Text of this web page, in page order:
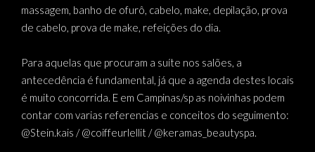
massagem, banho de ofurô, cabelo, make, depilação, prova
de cabelo, prova de make, refeições do dia.
Para aquelas que procuram a suíte nos salões, a
antecedência é fundamental, já que a agenda destes locais
é muito concorrida. E em Campinas/sp as noivinhas podem
contar com varias referencias e conceitos do seguimento:
@Stein.kais / @coiffeurlellit / @keramas_beautyspa.